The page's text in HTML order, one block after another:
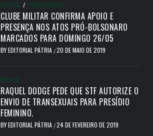
DEFESA / PRESIDÊNCIA
CLUBE MILITAR CONFIRMA APOIO E
PRESENÇA NOS ATOS PRÓ-BOLSONARO
MARCADOS PARA DOMINGO 26/05
BYEDITORIAL PÁTRIA /20 DE MAIO DE 2019
BRASIL
RAQUEL DODGE PEDE QUE STF AUTORIZE O
ENVIO DE TRANSEXUAIS PARA PRESÍDIO
FEMININO.
BYEDITORIAL PÁTRIA /24 DE FEVEREIRO DE 2019